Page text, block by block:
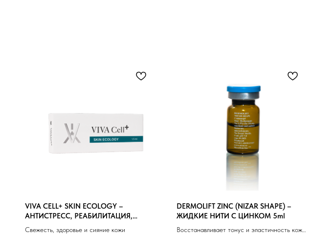
VIVA CELL+ SKIN ECOLOGY –
АНТИСТРЕСС, РЕАБИЛИТАЦИЯ,
ДЕТОКС 1.5ml
Свежесть, здоровье и сияние кожи
DERMOLIFT ZINC (NIZAR SHAPE) –
ЖИДКИЕ НИТИ С ЦИНКОМ 5ml
Восстанавливает тонус и эластичность кожи,
Профессиональная косметика Препараты косметолога Доставка